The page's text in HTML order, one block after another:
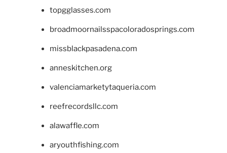
topgglasses.com
broadmoornailsspacoloradosprings.com
missblackpasadena.com
anneskitchen.org
valenciamarketytaqueria.com
reefrecordsllc.com
alawaffle.com
aryouthfishing.com